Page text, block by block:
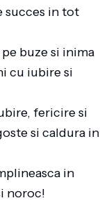
succes in tot
buze si inima
cu iubire si
fericire si
si caldura in
in
noroc!